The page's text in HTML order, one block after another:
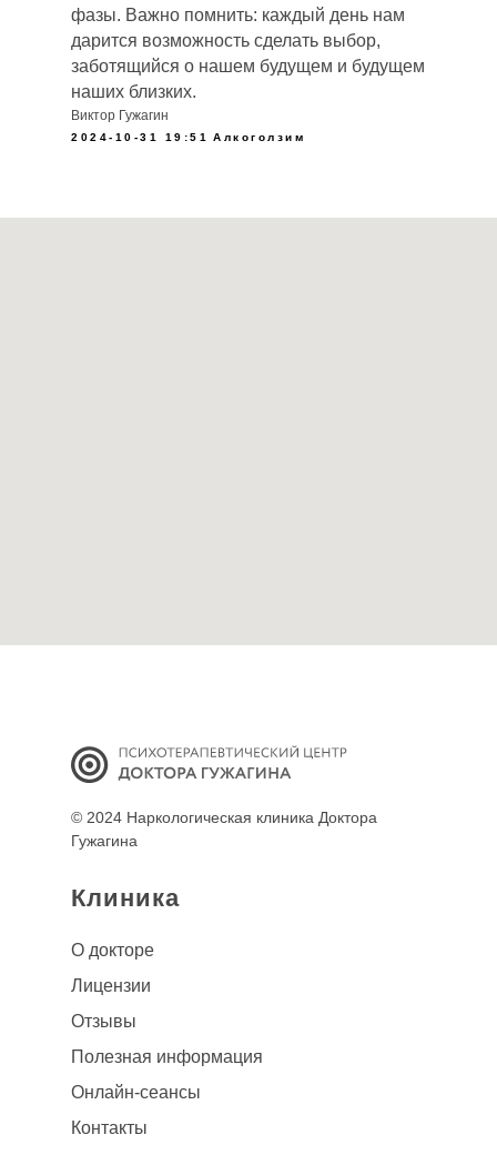
фазы. Важно помнить: каждый день нам
дарится возможность сделать выбор,
заботящийся о нашем будущем и будущем
наших близких.
Виктор Гужагин
2024-10-31 19:51 Алкоголзим
Клиника
О докторе
Лицензии
Отзывы
Полезная информация
Онлайн-сеансы
Контакты
© 2024 Наркологическая клиника Доктора
Гужагина